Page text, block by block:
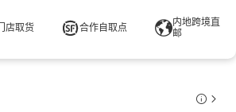
店取货 合作自取点
内地跨境直
邮